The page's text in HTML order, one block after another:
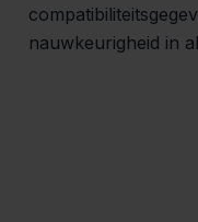
nauwkeurigheid in